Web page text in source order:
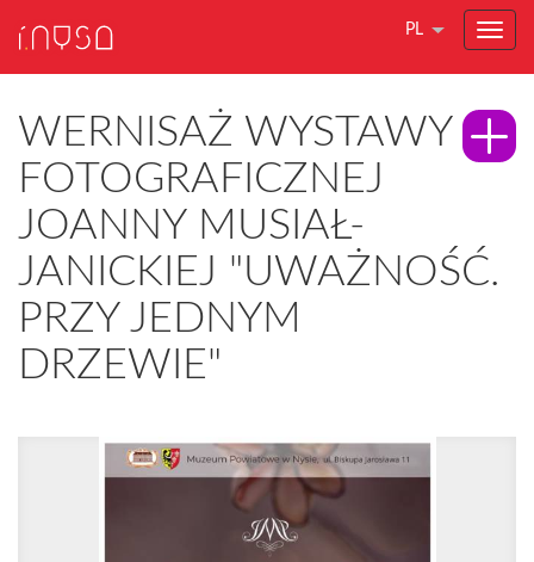
PL
WERNISAŻ WYSTAWY
FOTOGRAFICZNEJ
JOANNY MUSIAŁ-
JANICKIEJ "UWAŻNOŚĆ.
PRZY JEDNYM
DRZEWIE"